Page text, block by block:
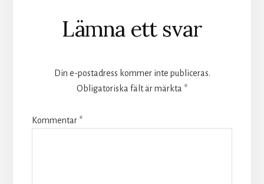
Läsarkommentarer
Lämna ett svar
Din e-postadress kommer inte publiceras.
Obligatoriska fält är märkta *
Kommentar *